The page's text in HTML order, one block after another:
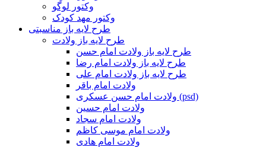
وکتور لوگو
وکتور مهد کودک
طرح لایه باز مناسبتی
طرح لایه باز ولادت
طرح لایه باز ولادت امام حسن
طرح لایه باز ولادت امام رضا
طرح لایه باز ولادت امام علی
ولادت امام باقر
ولادت امام حسن عسکری (psd)
ولادت امام حسین
ولادت امام سجاد
ولادت امام موسی کاظم
ولادت امام هادی